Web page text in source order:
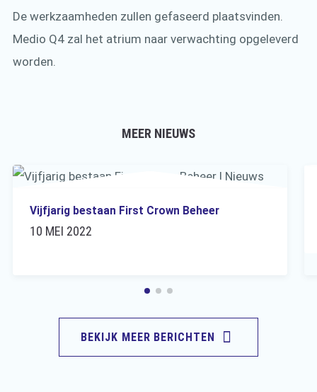
De werkzaamheden zullen gefaseerd plaatsvinden.
Medio Q4 zal het atrium naar verwachting opgeleverd
worden.
MEER NIEUWS
Vijfjarig bestaan First Crown Beheer
10 MEI 2022
BEKIJK MEER BERICHTEN